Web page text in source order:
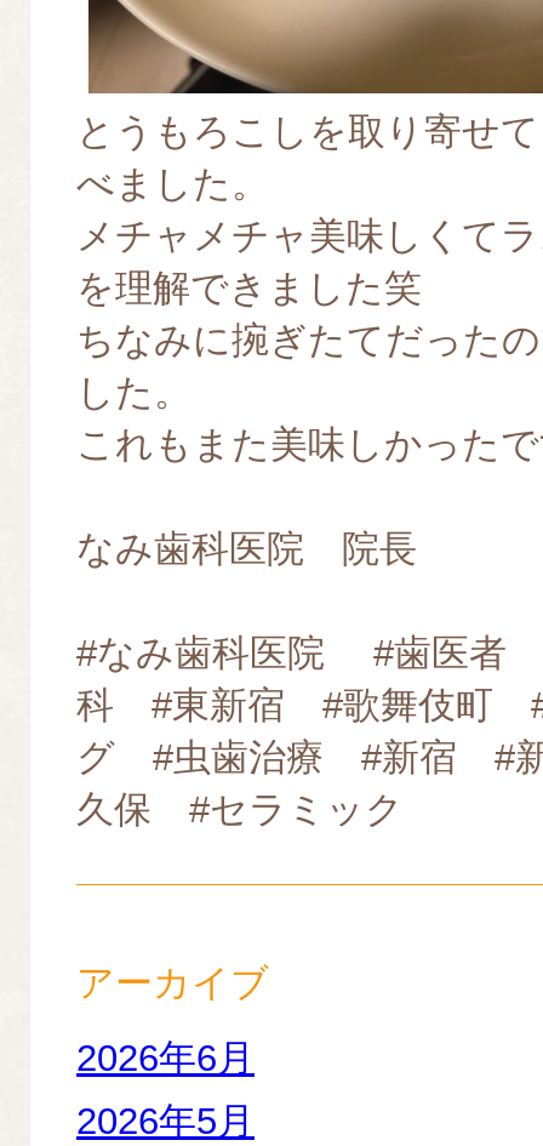
とうもろこしを取り寄せ
べました。
メチャメチャ美味しくて
を理解できました笑
ちなみに捥ぎたてだった
した。
これもまた美味しかった
なみ歯科医院 院長
#なみ歯科医院 #歯医者
科 #東新宿 #歌舞伎町 #
グ #虫歯治療 #新宿 #
久保 #セラミック
アーカイブ
2026年6月
2026年5月